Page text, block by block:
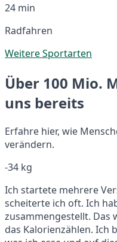
24 min
Radfahren
Weitere Sportarten
Über 100 Mio.
uns bereits
Erfahre hier, wie
verändern.
-34 kg
Ich startete mehrere
scheiterte ich oft. Ich
zusammengestellt. Das
das Kalorienzählen. Ich